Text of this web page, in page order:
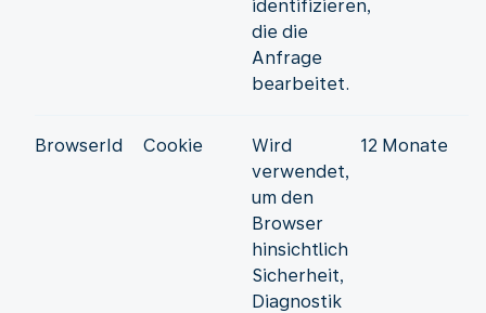
identifizieren,
die die
Anfrage
bearbeitet.
BrowserId Cookie
Wird
verwendet,
um den
Browser
hinsichtlich
Sicherheit,
Diagnostik
12 Monate